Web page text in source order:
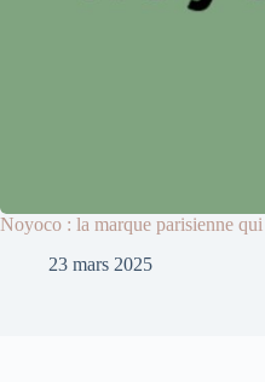
Noyoco : la marque parisienne
23 mars 2025